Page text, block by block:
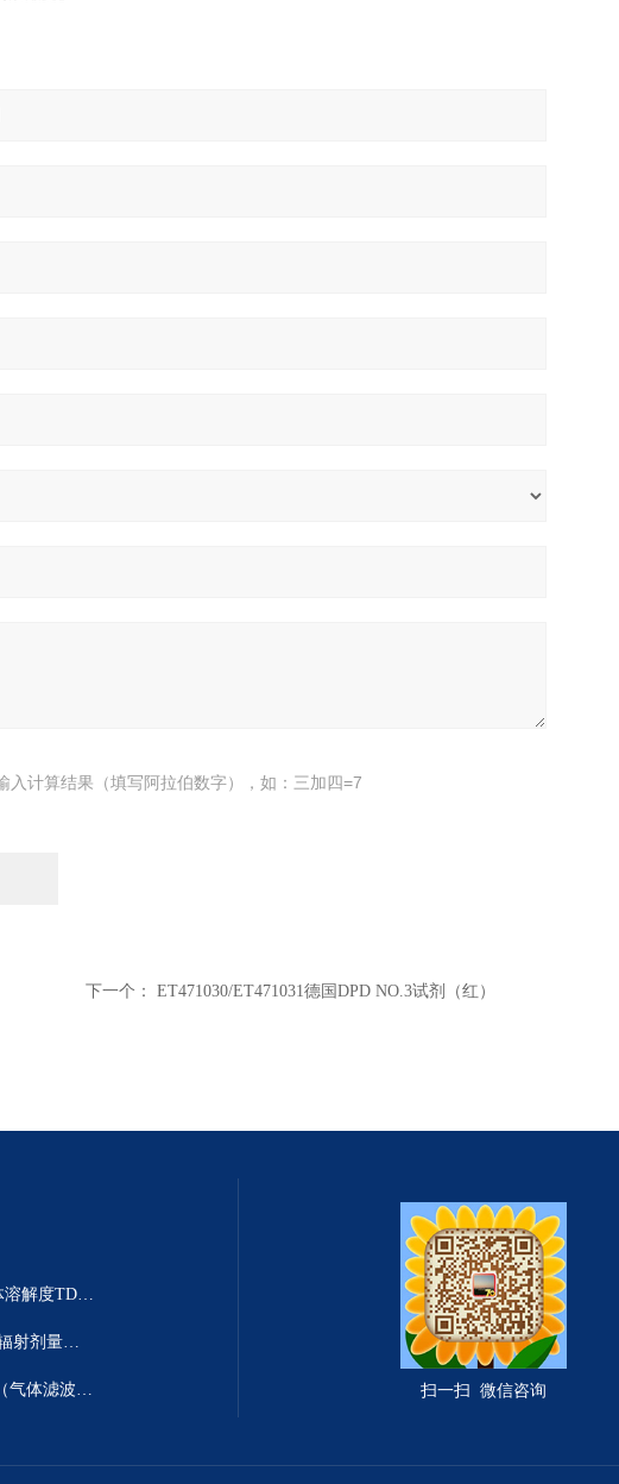
入计算结果（填写阿拉伯数字），如：三加四=7
下一个： ET471030/ET471031德国DPD NO.3试剂（红）
HI98301/HI98302笔式总固体溶解度TDS测定仪
AT1123白俄罗斯ATOMTEX辐射剂量测量仪
TH-2004型一氧化碳分析仪（气体滤波相关红外吸收法） 扫一扫 微信咨询